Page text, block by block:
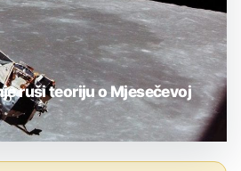
ruši teoriju o Mjesečevoj